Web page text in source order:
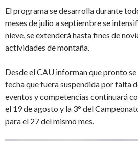
El programa se desarrolla durante
meses de julio a septiembre se
nieve, se extenderá hasta fines de
actividades de montaña.
Desde el CAU informan que pronto
fecha que fuera suspendida por falta
eventos y competencias continuará
el 19 de agosto y la 3° del
para el 27 del mismo mes.